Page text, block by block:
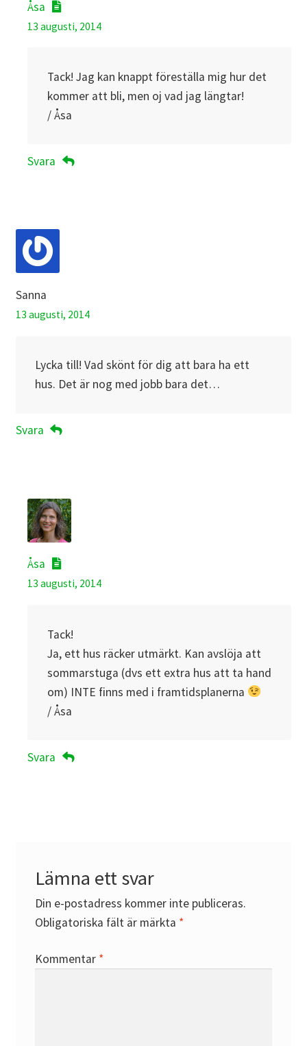
Åsa
13 augusti, 2014
Tack! Jag kan knappt föreställa mig hur det
kommer att bli, men oj vad jag längtar!
/ Åsa
Svara
Sanna
13 augusti, 2014
Lycka till! Vad skönt för dig att bara ha ett
hus. Det är nog med jobb bara det…
Svara
Åsa
13 augusti, 2014
Tack!
Ja, ett hus räcker utmärkt. Kan avslöja att
sommarstuga (dvs ett extra hus att ta hand
om) INTE finns med i framtidsplanerna
/ Åsa
Svara
Lämna ett svar
Din e-postadress kommer inte publiceras.
Obligatoriska fält är märkta *
Kommentar *